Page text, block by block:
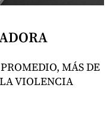
MÁS DE
VIOLENCIA